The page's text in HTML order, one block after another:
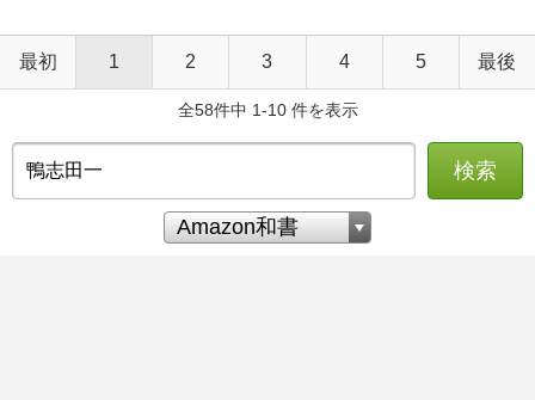
最初 1 2 3 4 5 最後
全58件中 1-10 件を表示
検索